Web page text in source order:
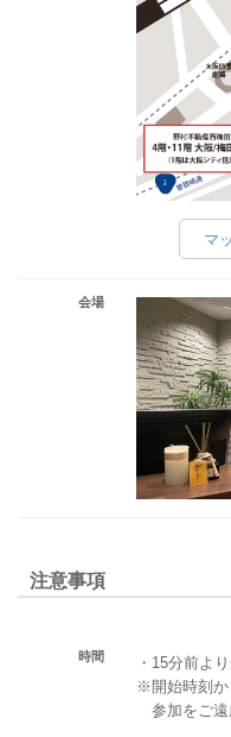
マ
会場
注意事項
時間
・15分前よ
※開始時刻か
参加をご遠